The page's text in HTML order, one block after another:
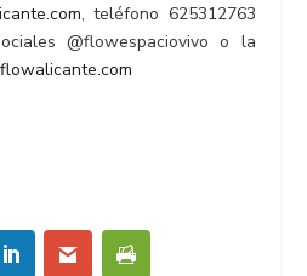
, teléfono 625312763
@flowespaciovivo o la